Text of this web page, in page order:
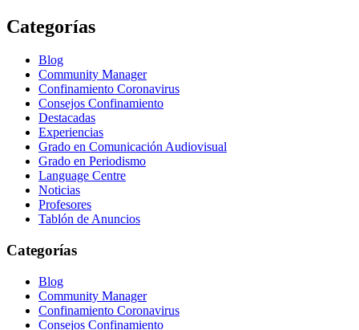
Categorías
Blog
Community Manager
Confinamiento Coronavirus
Consejos Confinamiento
Destacadas
Experiencias
Grado en Comunicación Audiovisual
Grado en Periodismo
Language Centre
Noticias
Profesores
Tablón de Anuncios
Categorías
Blog
Community Manager
Confinamiento Coronavirus
Consejos Confinamiento